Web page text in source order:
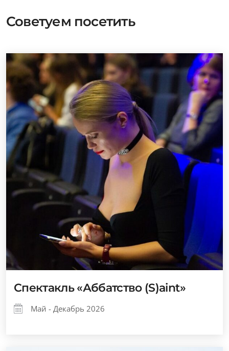
Советуем посетить
Спектакль «Аббатство (S)aint»
Май - Декабрь 2026